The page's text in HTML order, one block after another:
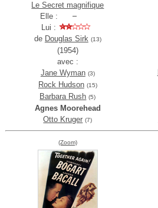
Le Secret magnifique
Elle :
Lui :
de Douglas Sirk (13)
(1954)
avec :
Jane Wyman (3)
Rock Hudson (15)
Barbara Rush (5)
Agnes Moorehead
Otto Kruger (7)
(Zoom)